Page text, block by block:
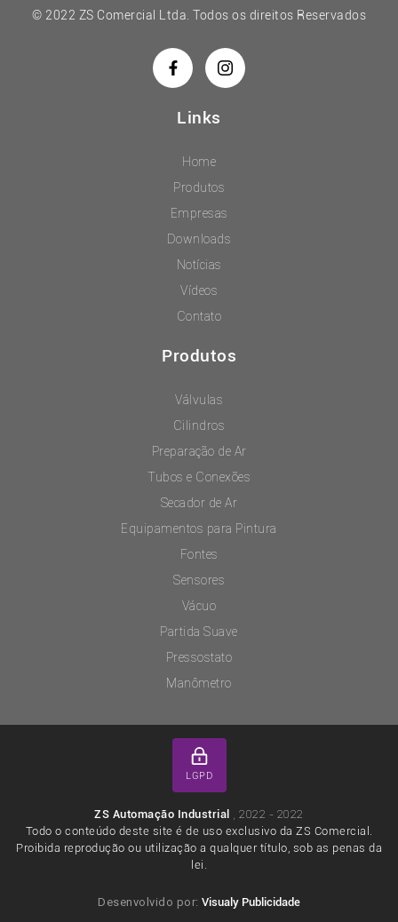
© 2022 ZS Comercial Ltda. Todos os direitos Reservados
Links
Home
Produtos
Empresas
Downloads
Notícias
Vídeos
Contato
Produtos
Válvulas
Cilindros
Preparação de Ar
Tubos e Conexões
Secador de Ar
Equipamentos para Pintura
Fontes
Sensores
Vácuo
Partida Suave
Pressostato
Manômetro
LGPD
ZS Automação Industrial , 2022 - 2022
Todo o conteúdo deste site é de uso exclusivo da ZS Comercial.
Proibida reprodução ou utilização a qualquer título, sob as penas da
lei.
Desenvolvido por: Visualy Publicidade